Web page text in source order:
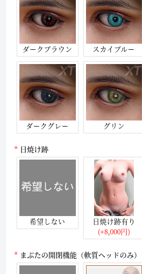
ダークブラウン スカイブルー
ダークグレー グリン
日焼け跡
希望しない
日焼け跡有り
(+8,000円)
まぶたの開閉機能（軟質ヘッドのみ）